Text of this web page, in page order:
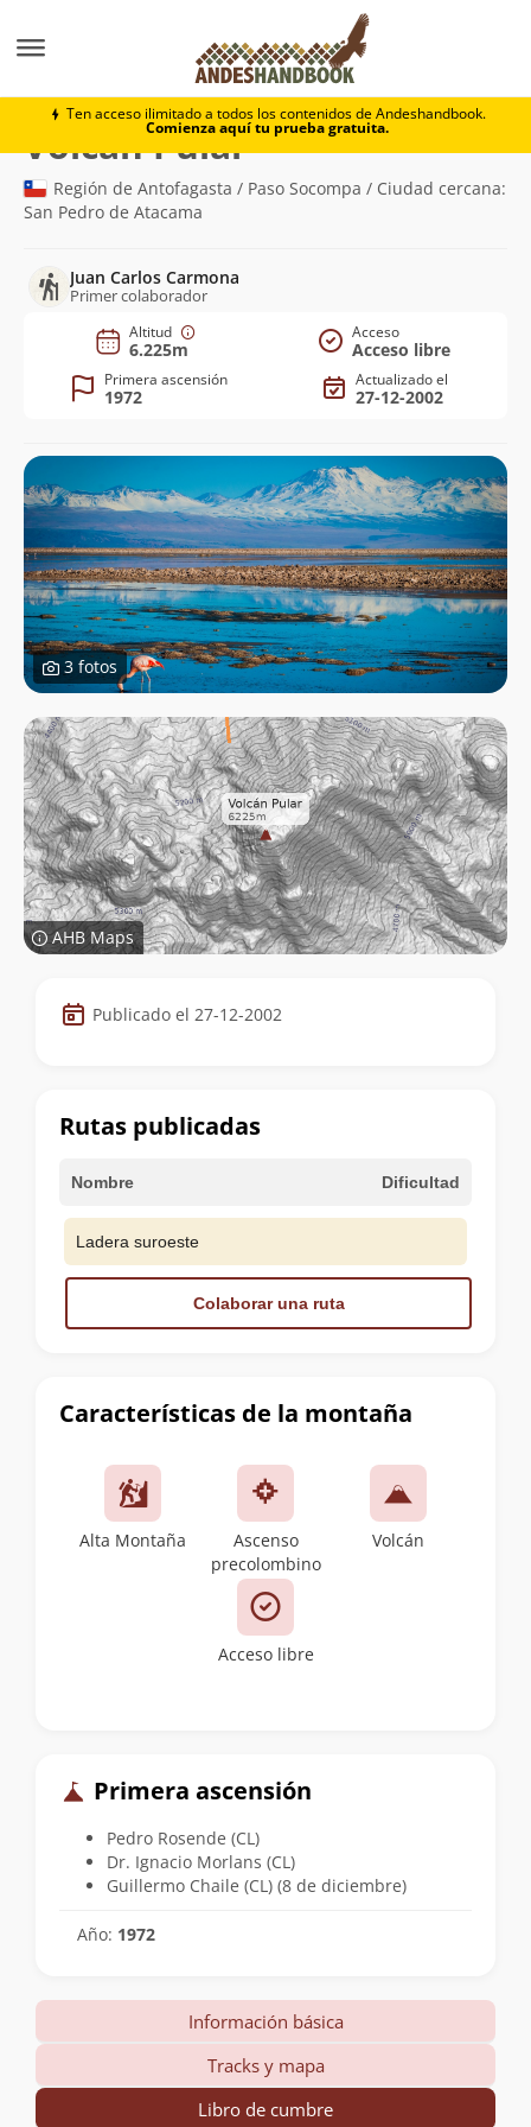
Ten acceso ilimitado a todos los contenidos de Andeshandbook.
Comienza aquí tu prueba gratuita.
Volcán Pular
Volcán Pular(6.225m)
Región de Antofagasta / Paso Socompa / Ciudad cercana:
San Pedro de Atacama
Juan Carlos Carmona
Primer colaborador
Altitud
6.225m
Acceso
Acceso libre
Primera ascensión
1972
Actualizado el
27-12-2002
3 fotos
AHB Maps
Datos
de
cumbre
Publicado el 27-12-2002
Características de la montaña
Alta Montaña
Ascenso
precolombino
Volcán
Acceso libre
Primera ascensión
Pedro Rosende (CL)
Dr. Ignacio Morlans (CL)
Guillermo Chaile (CL) (8 de diciembre)
Año: 1972
Rutas publicadas
Nombre Dificultad
Ladera suroeste
Colaborar una ruta
Información básica
Tracks y mapa
Libro de cumbre